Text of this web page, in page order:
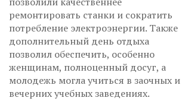
ремонтировать станки и сократить
потребление электроэнергии. Также
дополнительный день отдыха
позволил обеспечить, особенно
женщинам, полноценный досуг, а
молодежь могла учиться в заочных и
вечерних учебных заведениях.